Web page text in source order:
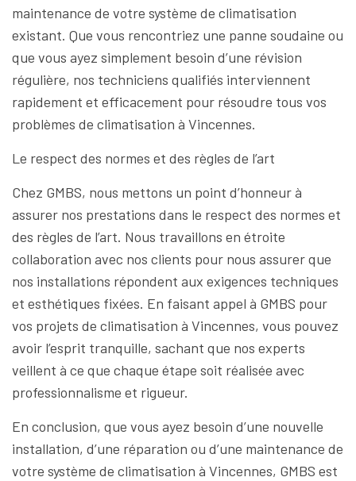
maintenance de votre système de climatisation
existant. Que vous rencontriez une panne soudaine ou
que vous ayez simplement besoin d’une révision
régulière, nos techniciens qualifiés interviennent
rapidement et efficacement pour résoudre tous vos
problèmes de climatisation à Vincennes.
Le respect des normes et des règles de l’art
Chez GMBS, nous mettons un point d’honneur à
assurer nos prestations dans le respect des normes et
des règles de l’art. Nous travaillons en étroite
collaboration avec nos clients pour nous assurer que
nos installations répondent aux exigences techniques
et esthétiques fixées. En faisant appel à GMBS pour
vos projets de climatisation à Vincennes, vous pouvez
avoir l’esprit tranquille, sachant que nos experts
veillent à ce que chaque étape soit réalisée avec
professionnalisme et rigueur.
En conclusion, que vous ayez besoin d’une nouvelle
installation, d’une réparation ou d’une maintenance de
votre système de climatisation à Vincennes, GMBS est